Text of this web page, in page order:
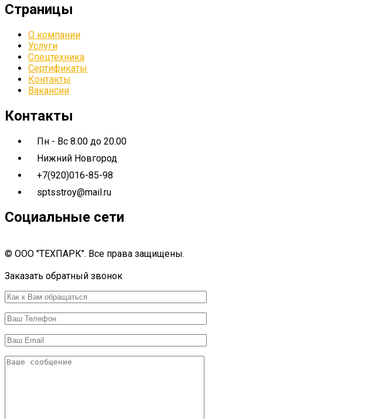
Страницы
О компании
Услуги
Спецтехника
Сертификаты
Контакты
Вакансии
Контакты
Пн - Вс 8.00 до 20.00
Нижний Новгород
+7(920)016-85-98
sptsstroy@mail.ru
Социальные сети
© ООО "ТЕХПАРК". Все права защищены.
Заказать обратный звонок